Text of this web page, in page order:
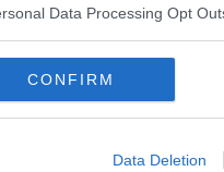
Data Processing Opt
CONFIRM
Data Deletion
” che con la loro presenza,
sempre nel mio cuore
soprattutto in questo